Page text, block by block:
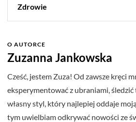
Zdrowie
O AUTORCE
Zuzanna Jankowska
Cześć, jestem Zuza! Od zawsze kręci
eksperymentować z ubraniami,
własny styl, który najlepiej oddaje
tym uwielbiam odkrywać nowości ze